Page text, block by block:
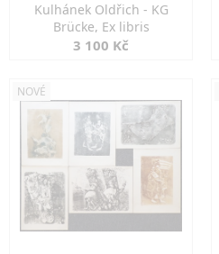
Kulhánek Oldřich - KG
Brücke, Ex libris
3 100 Kč
NOVÉ